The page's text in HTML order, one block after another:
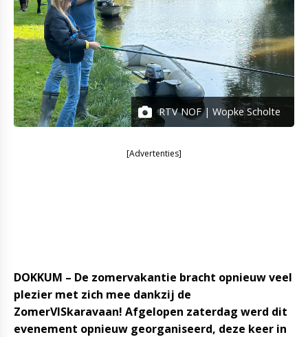
RTV NOF | Wopke Scholte
[Advertenties]
DOKKUM – De zomervakantie bracht opnieuw veel
plezier met zich mee dankzij de
ZomerVISkaravaan! Afgelopen zaterdag werd dit
evenement opnieuw georganiseerd, deze keer in